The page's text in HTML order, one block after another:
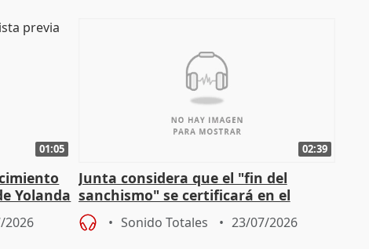
01:05
Yolanda
2026
02:39
Junta considera que el "fin del
sanchismo" se certificará en el
Congreso con la "caída" del techo de
Sonido Totales 23/07/2026